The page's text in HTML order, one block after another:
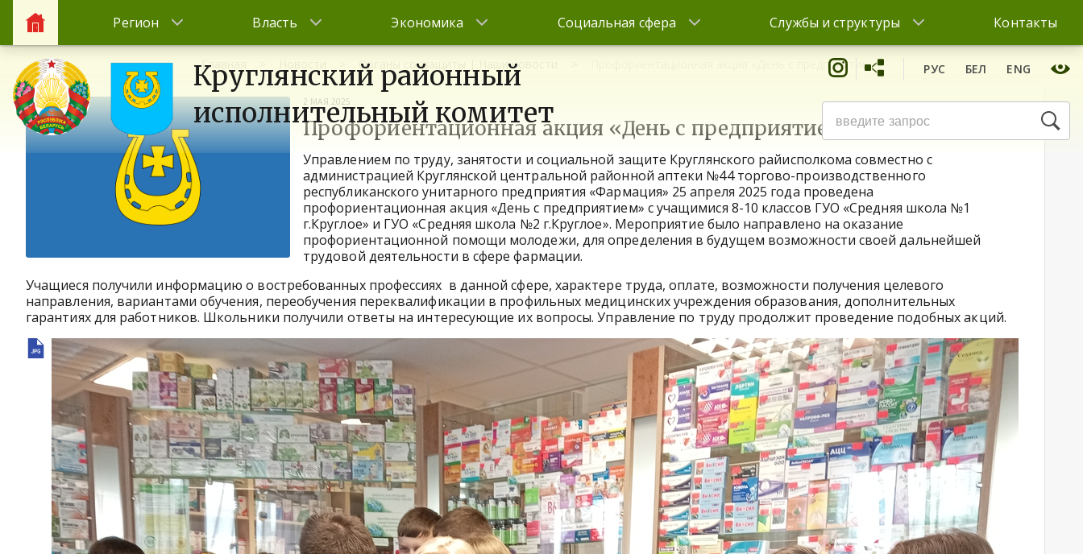
Регион Власть Экономика Социальная сфера Службы и структуры Контакты
Круглянский районный
исполнительный комитет
РУС БЕЛ ENG
Главная Органы соцзащиты | Наши новости Профориентационная акция «День с предприятием»
2 МАЯ 2025
Профориентационная акция «День с предприятием»
Управлением по труду, занятости и социальной защите Круглянского райисполкома совместно с
администрацией Круглянской центральной районной аптеки №44 торгово-производственного
республиканского унитарного предприятия «Фармация» 25 апреля 2025 года проведена
профориентационная акция «День с предприятием» с учащимися 8-10 классов ГУО «Средняя школа №1
г.Круглое» и ГУО «Средняя школа №2 г.Круглое». Мероприятие было направлено на оказание
профориентационной помощи молодежи, для определения в будущем возможности своей дальнейшей
трудовой деятельности в сфере фармации.
Учащиеся получили информацию о востребованных профессиях в данной сфере, характере труда, оплате, возможности получения целевого
направления, вариантами обучения, переобучения переквалификации в профильных медицинских учреждения образования, дополнительных
гарантиях для работников. Школьники получили ответы на интересующие их вопросы. Управление по труду продолжит проведение подобных акций.